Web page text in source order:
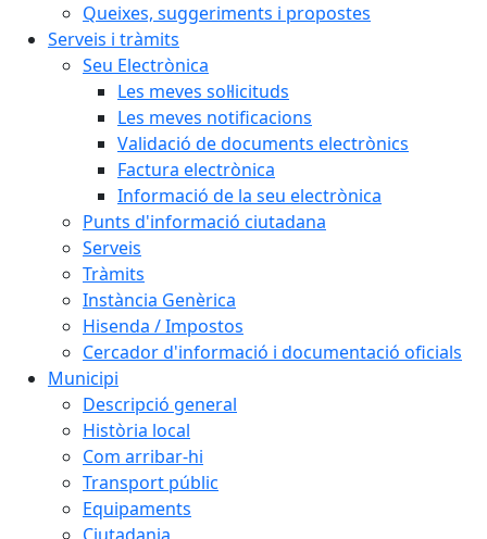
Queixes, suggeriments i propostes
Serveis i tràmits
Seu Electrònica
Les meves sol·licituds
Les meves notificacions
Validació de documents electrònics
Factura electrònica
Informació de la seu electrònica
Punts d'informació ciutadana
Serveis
Tràmits
Instància Genèrica
Hisenda / Impostos
Cercador d'informació i documentació oficials
Municipi
Descripció general
Història local
Com arribar-hi
Transport públic
Equipaments